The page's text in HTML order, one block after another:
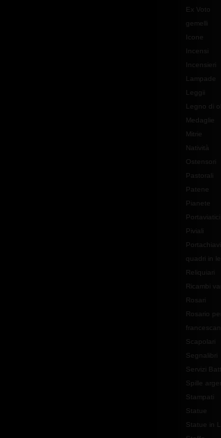
Ex Voto
gemelli
Icone
Incensi
Incensieri
Lampade
Leggii
Legno di
Medaglie
Mitrie
Natività
Ostensori
Pastorali
Patene
Pianete
Portaviatici
Piviali
Portachiavi
quadri in
Reliquiari
Ricambi vari
Rosari
Rosario
francescano
Scapolari
Segnalibri
Servizi
Spille
Stampati
Statue
Statue in